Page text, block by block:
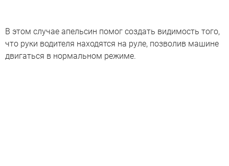
В этом случае апельсин помог создать видимость того,
что руки водителя находятся на руле, позволив машине
двигаться в нормальном режиме.